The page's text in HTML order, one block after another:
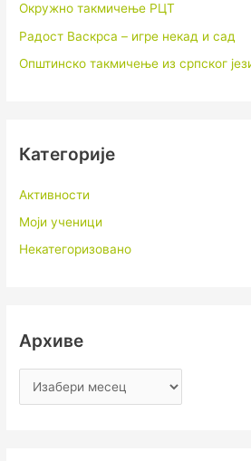
Окружно такмичење РЦТ
Радост Васкрса – игре некад и сад
Општинско такмичење из српског
Категорије
Активности
Моји ученици
Некатегоризовано
Архиве